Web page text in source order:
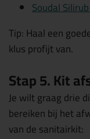
Soudal
Tip: Haal een
klus profijt van.
Stap 5. Kit
Je wilt graag drie
bereiken bij het
van de sanitairkit: